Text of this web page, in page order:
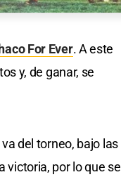
For Ever. A este
y, de ganar, se
del torneo, bajo las
victoria, por lo que se